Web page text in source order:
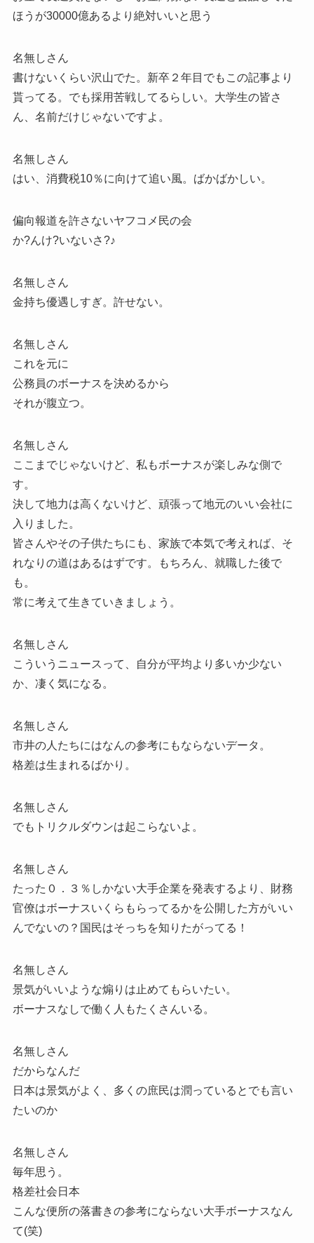
ほうが30000億あるより絶対いいと思う
名無しさん
書けないくらい沢山でた。新卒２年目でもこの記事より
貰ってる。でも採用苦戦してるらしい。大学生の皆さ
ん、名前だけじゃないですよ。
名無しさん
はい、消費税10％に向けて追い風。ばかばかしい。
偏向報道を許さないヤフコメ民の会
か?んけ?いないさ?♪
名無しさん
金持ち優遇しすぎ。許せない。
名無しさん
これを元に
公務員のボーナスを決めるから
それが腹立つ。
名無しさん
ここまでじゃないけど、私もボーナスが楽しみな側で
す。
決して地力は高くないけど、頑張って地元のいい会社に
入りました。
皆さんやその子供たちにも、家族で本気で考えれば、そ
れなりの道はあるはずです。もちろん、就職した後で
も。
常に考えて生きていきましょう。
名無しさん
こういうニュースって、自分が平均より多いか少ない
か、凄く気になる。
名無しさん
市井の人たちにはなんの参考にもならないデータ。
格差は生まれるばかり。
名無しさん
でもトリクルダウンは起こらないよ。
名無しさん
たった０．３％しかない大手企業を発表するより、財務
官僚はボーナスいくらもらってるかを公開した方がいい
んでないの？国民はそっちを知りたがってる！
名無しさん
景気がいいような煽りは止めてもらいたい。
ボーナスなしで働く人もたくさんいる。
名無しさん
だからなんだ
日本は景気がよく、多くの庶民は潤っているとでも言い
たいのか
名無しさん
毎年思う。
格差社会日本
こんな便所の落書きの参考にならない大手ボーナスなん
て(笑)